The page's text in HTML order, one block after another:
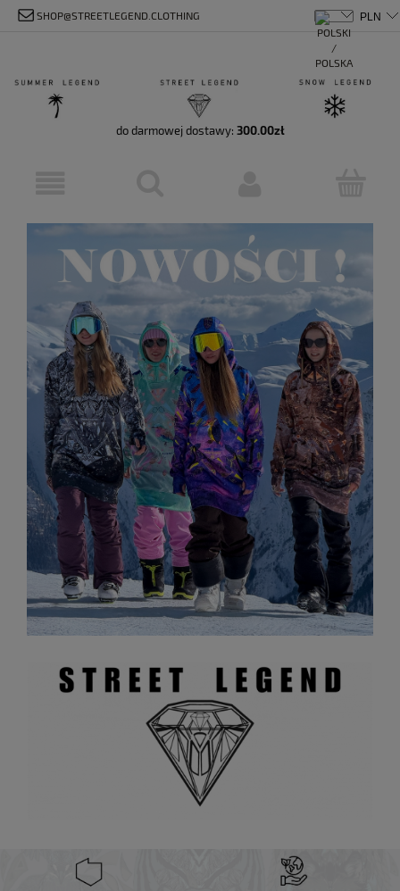
SHOP@STREETLEGEND.CLOTHING
do darmowej dostawy: 300.00zł